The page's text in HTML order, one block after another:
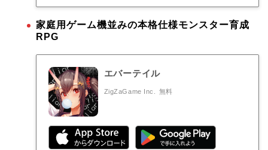
家庭用ゲーム機並みの本格仕様モンスター育成
RPG
エバーテイル
ZigZaGame Inc. 無料